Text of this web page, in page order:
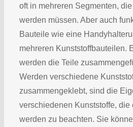
oft in mehreren Segmenten,
werden müssen. Aber auch
Bauteile wie eine
mehreren Kunststoffbauteilen.
werden die Teile
Werden verschiedene
zusammengeklebt, sind die
verschiedenen Kunststoffe,
werden zu beachten. Sie